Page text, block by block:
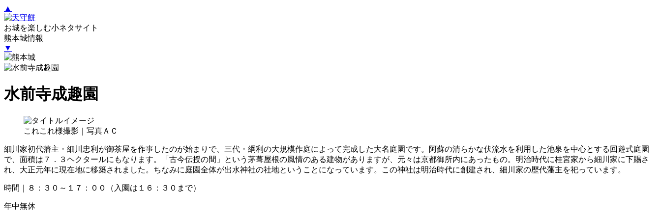
▲
お城を楽しむ小ネタサイト
熊本城情報
▼
水前寺成趣園
これこれ様撮影｜写真ＡＣ
細川家初代藩主・細川忠利が御茶屋を作事したのが始まりで、三代・綱利の大規模作庭によって完成した大名庭園です。阿蘇の清らかな伏流水を利用した池泉を中心とする回遊式庭園
で、面積は７．３ヘクタールにもなります。「古今伝授の間」という茅葺屋根の風情のある建物がありますが、元々は京都御所内にあったもの。明治時代に桂宮家から細川家に下賜さ
れ、大正元年に現在地に移築されました。ちなみに庭園全体が出水神社の社地ということになっています。この神社は明治時代に創建され、細川家の歴代藩主を祀っています。
時間｜８：３０～１７：００（入園は１６：３０まで）
年中無休